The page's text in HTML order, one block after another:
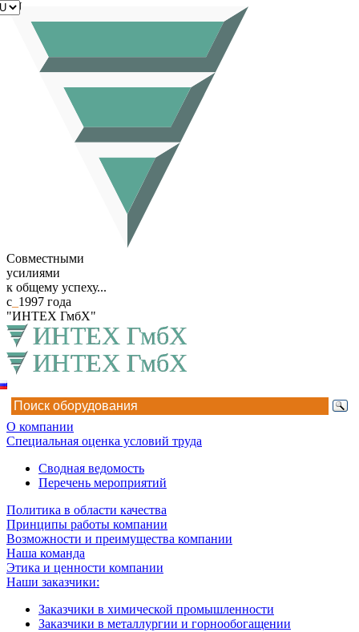
Совместными
усилиями
к общему успеху...
с 1997 года
"ИНТЕХ ГмбХ"
RU
О компании
Специальная оценка условий труда
Сводная ведомость
Перечень мероприятий
Политика в области качества
Принципы работы компании
Возможности и преимущества компании
Наша команда
Этика и ценности компании
Наши заказчики:
Заказчики в химической промышленности
Заказчики в металлургии и горнообогащении